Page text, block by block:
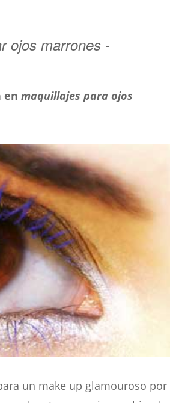
ojos marrones -
enmaquillajes para ojos
un make up glamouroso por